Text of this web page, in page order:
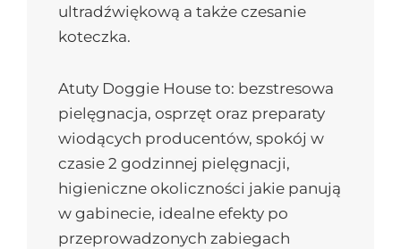
ultradźwiękową a także czesanie
koteczka.
Atuty Doggie House to: bezstresowa
pielęgnacja, osprzęt oraz preparaty
wiodących producentów, spokój w
czasie 2 godzinnej pielęgnacji,
higieniczne okoliczności jakie panują
w gabinecie, idealne efekty po
przeprowadzonych zabiegach